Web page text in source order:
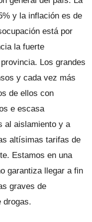
y la inflación es de
está por
la fuerte
Los grandes
y cada vez más
de ellos con
e escasa
al aislamiento y a
altísimas tarifas de
Estamos en una
garantiza llegar a fin
graves de
drogas.